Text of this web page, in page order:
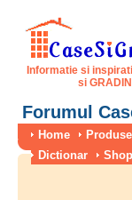
Informatie si
si
Forumul
Home
Dictionar
Shop